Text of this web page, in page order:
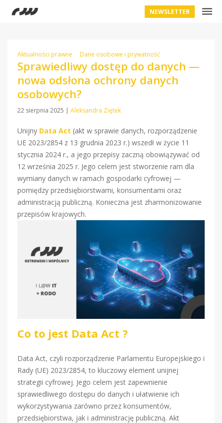
NEWSLETTER
Aktualności prawne Dane osobowe i prywatność
Sprawiedliwy dostęp do danych —
nowa odsłona ochrony danych
osobowych?
22 sierpnia 2025 | Aleksandra Ziętek
Unijny Data Act (akt w sprawie danych, rozporządzenie
UE 2023/2854 z 13 grudnia 2023 r.) wszedł w życie 11
stycznia 2024 r., a jego przepisy zaczną obowiązywać od
12 września 2025 r. Jego celem jest stworzenie ram dla
wymiany danych w ramach gospodarki cyfrowej —
pomiędzy przedsiębiorstwami, konsumentami oraz
administracją publiczną. Konieczna jest zharmonizowanie
przepisów krajowych.
Co to jest Data Act ?
Data Act, czyli rozporządzenie Parlamentu Europejskiego i
Rady (UE) 2023/2854, to kluczowy element unijnej
strategii cyfrowej. Jego celem jest zapewnienie
sprawiedliwego dostępu do danych i ułatwienie ich
wykorzystywania zarówno przez konsumentów,
przedsiębiorstwa, jak i administrację publiczną. Akt